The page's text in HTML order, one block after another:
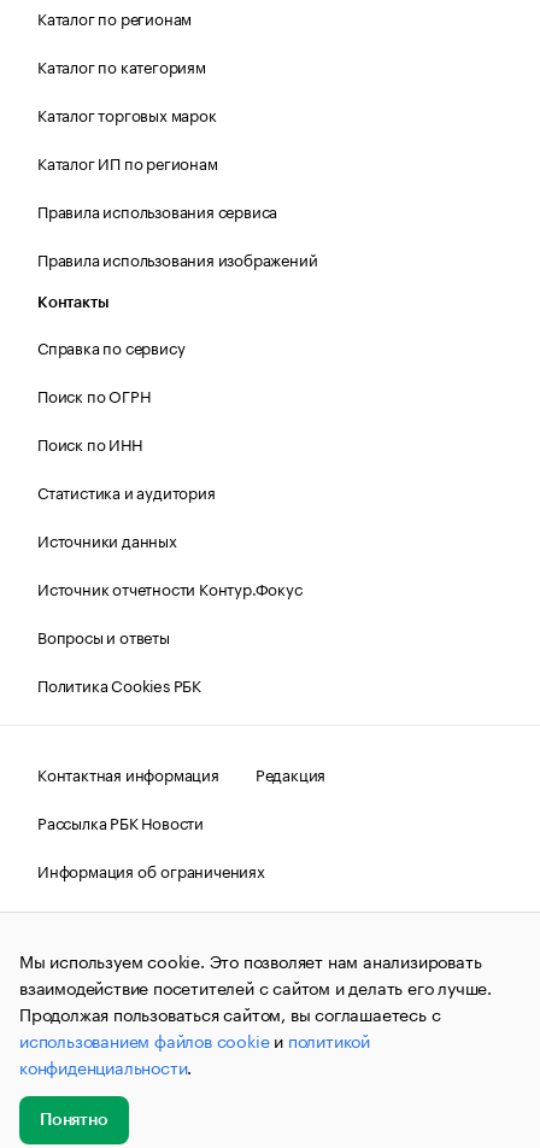
Каталог по регионам
Каталог по категориям
Каталог торговых марок
Каталог ИП по регионам
Правила использования сервиса
Правила использования изображений
Контакты
Справка по сервису
Поиск по ОГРН
Поиск по ИНН
Статистика и аудитория
Источники данных
Источник отчетности Контур.Фокус
Вопросы и ответы
Политика Cookies РБК
Контактная информация
Редакция
Рассылка РБК Новости
Информация об ограничениях
Правовая информация
О соблюдении авторских прав
© АО «РОСБИЗНЕСКОНСАЛТИНГ»,1995–2026.Сообщения
и материалы информационного агентства «РБК»
(зарегистрировано Федеральной службой по надзору в сфере
связи, информационных технологий и массовых
коммуникаций (Роскомнадзор) 09.12.2015 за номером ИА
№ФС77-63848) сопровождаются пометкой «РБК». Отдельные
публикации могут содержать информацию,
не предназначенную для пользователей
до 18 лет.
Мы используем cookie. Это позволяет нам анализировать
взаимодействие посетителей с сайтом и делать его лучше.
Продолжая пользоваться сайтом, вы соглашаетесь с
использованием файлов cookieи политикой
конфиденциальности.
Понятно